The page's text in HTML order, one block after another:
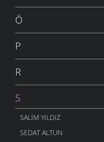
24 OCAK 2011
SOR BILIRLER
UTANSIN
5 ARALIK 2010
GELSIN
Ö
P
R
S
SALIM YILDIZ
SEDAT ALTUN